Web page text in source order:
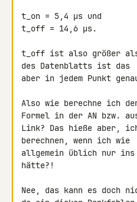
t_on = 5,4 µs und
t_off = 14,6 µs.
t_off ist also größer
des Datenblatts ist das
aber in jedem Punkt
Also wie berechne ich
Formel in der AN bzw.
Link? Das hieße aber,
berechnen, wenn ich wie
allgemein üblich nur ins
hätte?!
Nee, das kann es doch